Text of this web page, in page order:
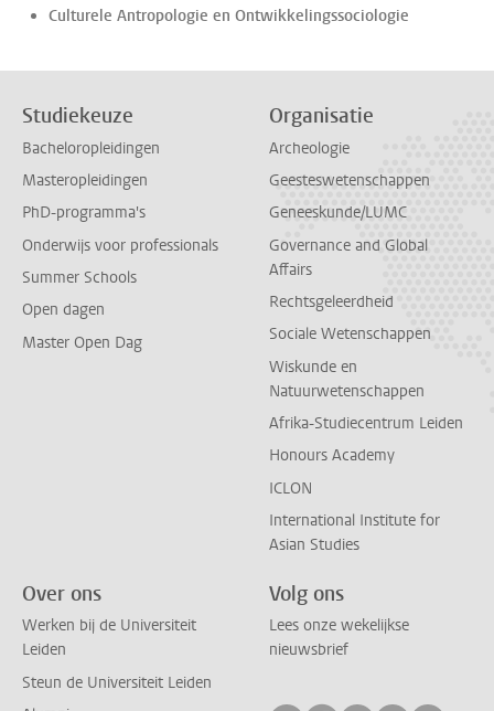
Culturele Antropologie en Ontwikkelingssociologie
Studiekeuze
Bacheloropleidingen
Masteropleidingen
PhD-programma's
Onderwijs voor professionals
Summer Schools
Open dagen
Master Open Dag
Organisatie
Archeologie
Geesteswetenschappen
Geneeskunde/LUMC
Governance and Global
Affairs
Rechtsgeleerdheid
Sociale Wetenschappen
Wiskunde en
Natuurwetenschappen
Afrika-Studiecentrum Leiden
Honours Academy
ICLON
International Institute for
Asian Studies
Over ons
Werken bij de Universiteit
Leiden
Steun de Universiteit Leiden
Volg ons
Lees onze wekelijkse
nieuwsbrief